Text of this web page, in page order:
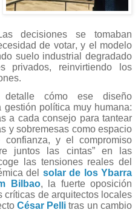
decisiones se tomaban
de votar, y el modelo
suelo industrial degradado
privados, reinvirtiendo los
cómo ese diseño
política muy humana:
a cada consejo para tantear
y sobremesas como espacio
confianza, y el compromiso
juntos las cintas” en las
las tensiones reales del
del solar de los Ybarra
Bilbao, la fuerte oposición
críticas de arquitectos locales
César Pelli tras un cambio